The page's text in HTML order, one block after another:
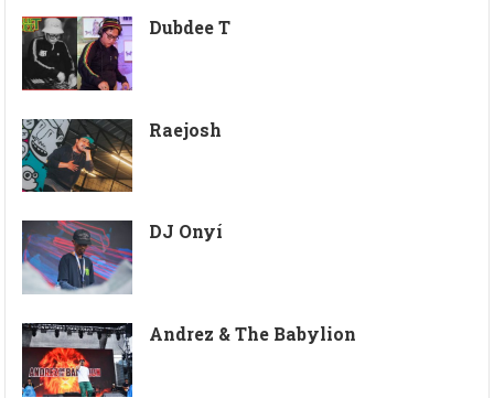
Dubdee T
Raejosh
DJ Onyí
Andrez & The Babylion